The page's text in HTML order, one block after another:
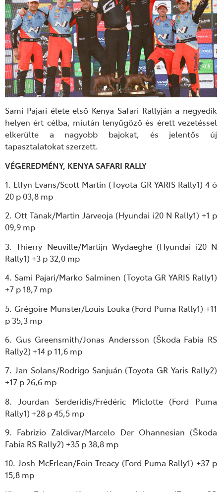
Sami Pajari élete első Kenya Safari Rallyján a negyedik
helyen ért célba, miután lenyűgöző és érett vezetéssel
elkerülte a nagyobb bajokat, és jelentős új
tapasztalatokat szerzett.
VÉGEREDMÉNY, KENYA SAFARI RALLY
1. Elfyn Evans/Scott Martin (Toyota GR YARIS Rally1) 4 ó
20 p 03,8 mp
2. Ott Tänak/Martin Järveoja (Hyundai i20 N Rally1) +1 p
09,9 mp
3. Thierry Neuville/Martijn Wydaeghe (Hyundai i20 N
Rally1) +3 p 32,0 mp
4. Sami Pajari/Marko Salminen (Toyota GR YARIS Rally1)
+7 p 18,7 mp
5. Grégoire Munster/Louis Louka (Ford Puma Rally1) +11
p 35,3 mp
6. Gus Greensmith/Jonas Andersson (Škoda Fabia RS
Rally2) +14 p 11,6 mp
7. Jan Solans/Rodrigo Sanjuán (Toyota GR Yaris Rally2)
+17 p 26,6 mp
8. Jourdan Serderidis/Frédéric Miclotte (Ford Puma
Rally1) +28 p 45,5 mp
9. Fabrizio Zaldivar/Marcelo Der Ohannesian (Škoda
Fabia RS Rally2) +35 p 38,8 mp
10. Josh McErlean/Eoin Treacy (Ford Puma Rally1) +37 p
15,8 mp